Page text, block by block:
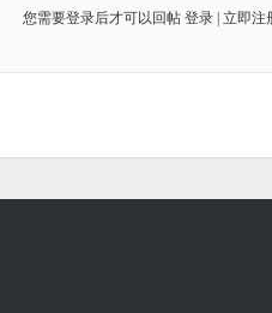
您需要登录后才可以回帖 登录| 立即注